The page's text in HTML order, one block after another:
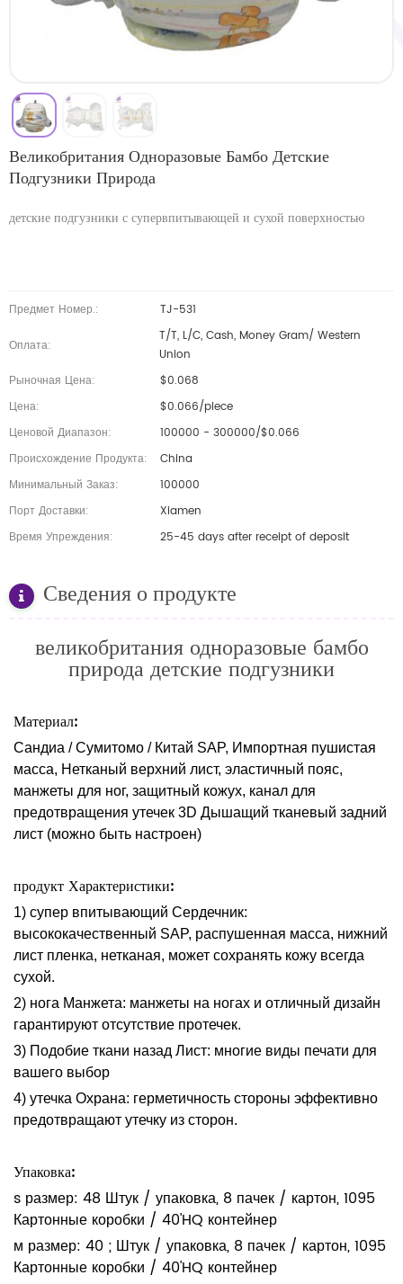
Великобритания Одноразовые Бамбо Детские
Подгузники Природа
детские подгузники с супервпитывающей и сухой поверхностью
Предмет Номер.: TJ-531
Оплата:
T/T, L/C, Cash, Money Gram/ Western
Union
Рыночная Цена:
$0.068
Цена:
$0.066/piece
Ценовой Диапазон:
100000 - 300000/$0.066
Происхождение Продукта:
China
Минимальный Заказ:
100000
Порт Доставки:
Xiamen
Время Упреждения:
25-45 days after receipt of deposit
Сведения о продукте
великобритания одноразовые бамбо
природадетские подгузники
Материал:
Сандиа / Сумитомо / Китай SAP, Импортная пушистая
масса, Нетканый верхний лист, эластичный пояс,
манжеты для ног, защитный кожух, канал для
предотвращения утечек 3D Дышащий тканевый задний
лист (можно быть настроен)
продукт Характеристики:
1) супер впитывающий Сердечник:
высококачественный SAP, распушенная масса, нижний
лист пленка, нетканая, может сохранять кожу всегда
сухой.
2) нога Манжета: манжеты на ногах и отличный дизайн
гарантируют отсутствие протечек.
3) Подобие ткани назад Лист: многие виды печати для
вашего выбор
4) утечка Охрана: герметичность стороны эффективно
предотвращают утечку из сторон.
Упаковка:
s размер: 48 Штук / упаковка, 8 пачек / картон, 1095
Картонные коробки / 40'HQ контейнер
м размер: 40 ; Штук / упаковка, 8 пачек / картон, 1095
Картонные коробки / 40'HQ контейнер